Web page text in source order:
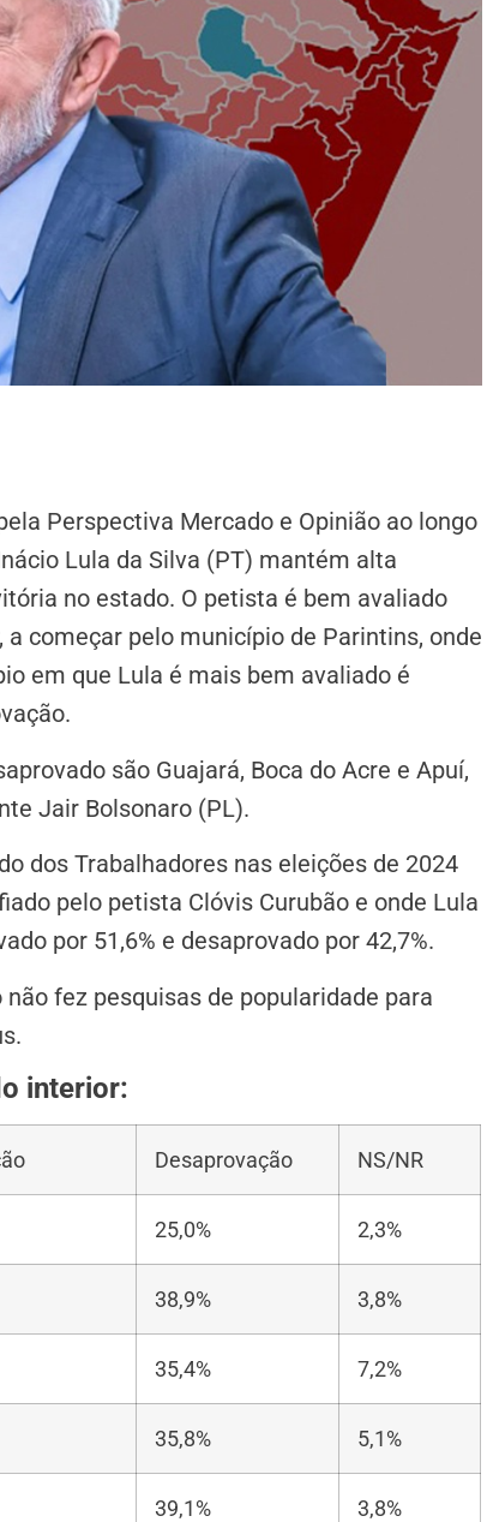
Perspectiva Mercado e Opinião ao longo
Lula da Silva (PT) mantém alta
no estado. O petista é bem avaliado
começar pelo município de Parintins, onde
em que Lula é mais bem avaliado é
são Guajará, Boca do Acre e Apuí,
Jair Bolsonaro (PL).
dos Trabalhadores nas eleições de 2024
pelo petista Clóvis Curubão e onde Lula
por 51,6% e desaprovado por 42,7%.
fez pesquisas de popularidade para
interior:
Desaprovação NS/NR
25,0% 2,3%
38,9% 3,8%
35,4% 7,2%
35,8% 5,1%
39,1% 3,8%